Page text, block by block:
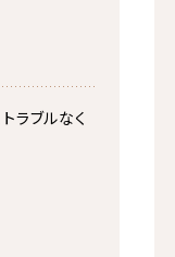
ラブルなく